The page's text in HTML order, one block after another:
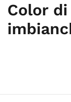
Color